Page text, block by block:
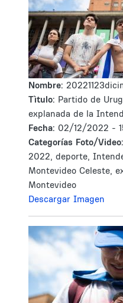
Nombre:
Tìtulo: Partido de
explanada de la
Fecha: 02/12/2022 -
Categorías Foto/Video:
2022, deporte,
Montevideo Celeste,
Montevideo
Descargar Imagen